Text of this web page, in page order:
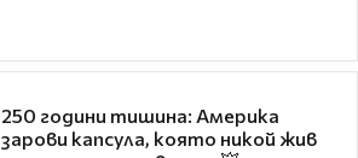
250 години тишина: Америка
зарови капсула, която никой жив